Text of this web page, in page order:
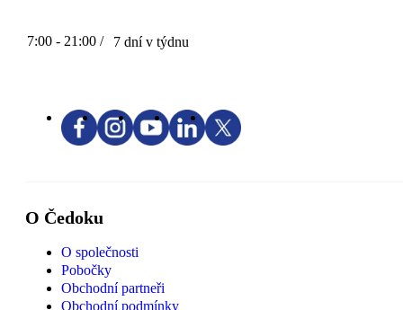
7:00 - 21:00 / 7 dní v týdnu
O Čedoku
O společnosti
Pobočky
Obchodní partneři
Obchodní podmínky